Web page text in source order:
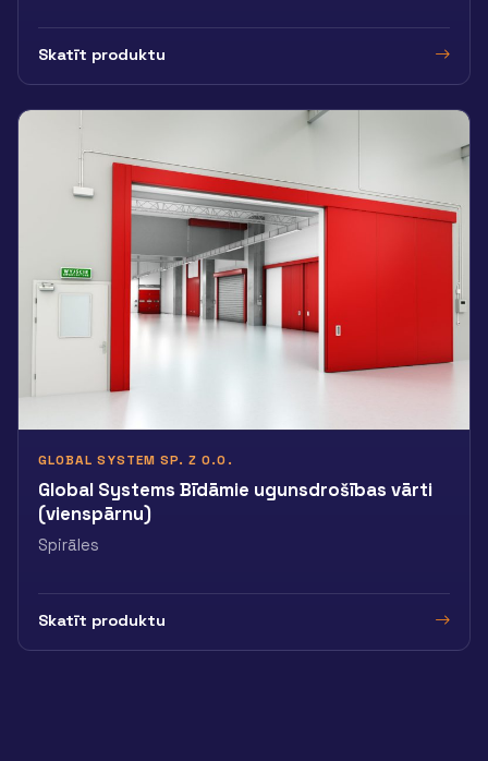
Skatīt produktu
GLOBAL SYSTEM SP. Z O.O.
Global Systems Bīdāmie ugunsdrošības vārti
(vienspārnu)
Spirāles
Skatīt produktu